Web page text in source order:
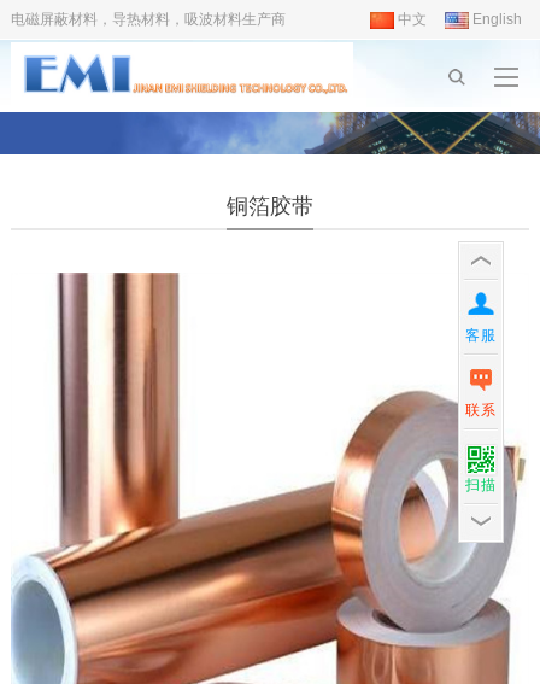
电磁屏蔽材料，导热材料，吸波材料生产商 中文 English
铜箔胶带
客服
联系
扫描